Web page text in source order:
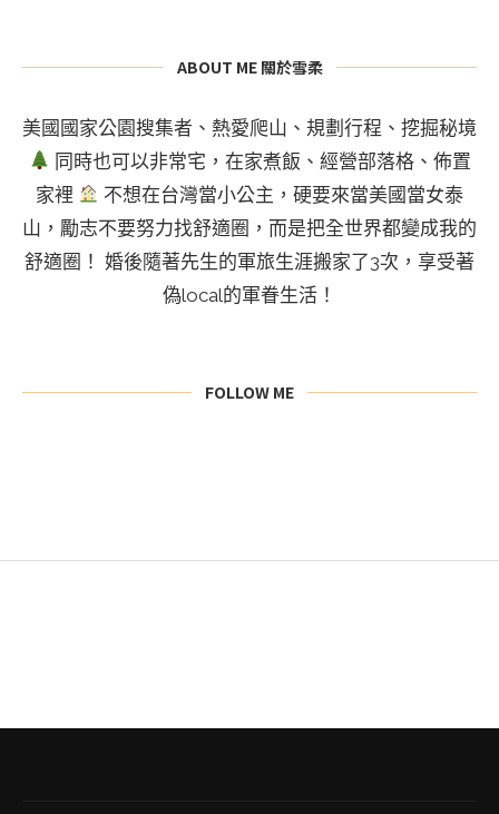
ABOUT ME 關於雪柔
美國國家公園搜集者、熱愛爬山、規劃行程、挖掘秘境
同時也可以非常宅，在家煮飯、經營部落格、佈置
家裡
不想在台灣當小公主，硬要來當美國當女泰
山，勵志不要努力找舒適圈，而是把全世界都變成我的
舒適圈！ 婚後隨著先生的軍旅生涯搬家了3次，享受著
偽local的軍眷生活！
FOLLOW ME